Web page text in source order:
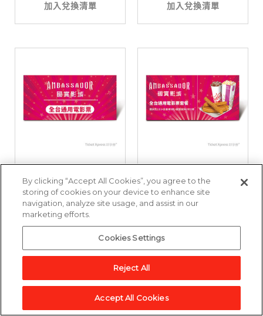
加入兌換清單 加入兌換清單
影票好禮即享券
3,857點
加入兌換清單
影票套餐好禮即享券
加入兌換清單
By clicking “Accept All Cookies”, you agree to the
storing of cookies on your device to enhance site
navigation, analyze site usage, and assist in our
marketing efforts.
Cookies Settings
Reject All
Accept All Cookies